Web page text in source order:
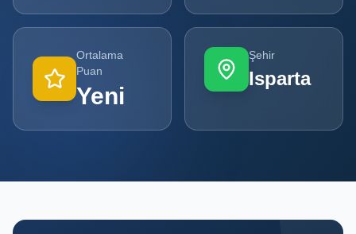
Kampanyalar
POPÜLER
KATEGORILER
Ortalama
Puan
Yeni
Şehir
Isparta